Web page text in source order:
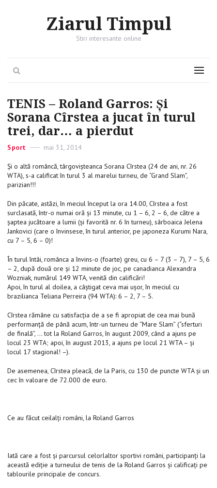
Ziarul Timpul
Stiri interesante online
Menu
TENIS – Roland Garros: Şi
Sorana Cîrstea a jucat în turul
trei, dar… a pierdut
Categories
Sport
Posted
mai 31, 2014
Şi o altă româncă, târgovişteanca Sorana Cîrstea (24 de ani, nr. 26
WTA), s-a calificat în turul 3 al marelui turneu, de “Grand Slam”,
parizian!!!
Din păcate, astăzi, în meciul început la ora 14.00, Cîrstea a fost
surclasată, într-o numai oră şi 13 minute, cu 1 – 6, 2 – 6, de către a
şaptea jucătoare a lumii (şi favorită nr. 6 în turneu), sârboaica Jelena
Jankovici (care o învinsese, în turul anterior, pe japoneza Kurumi Nara,
cu 7 – 5, 6 – 0)!
În turul întâi, românca a învins-o (foarte) greu, cu 6 – 7 (3 – 7), 7 – 5, 6
– 2, după două ore şi 12 minute de joc, pe canadianca Alexandra
Wozniak, numărul 149 WTA, venită din calificări!
Apoi, în turul al doilea, a câştigat ceva mai uşor, în meciul cu
brazilianca Teliana Perreira (94 WTA): 6 – 2, 7 – 5.
Cîrstea rămâne cu satisfacţia de a se fi apropiat de cea mai bună
performanţă de până acum, într-un turneu de “Mare Slam” (“sferturi
de finală”, … tot la Roland Garros, în august 2009, când a ajuns pe
locul 23 WTA; apoi, în august 2013, a ajuns pe locul 21 WTA – şi
locul 17 stagional! –).
De asemenea, Cîrstea pleacă, de la Paris, cu 130 de puncte WTA şi un
cec în valoare de 72.000 de euro.
Ce au făcut ceilalţi români, la Roland Garros
Iată care a fost şi parcursul celorlaltor sportivi români, participanţi la
această ediţie a turneului de tenis de la Roland Garros şi calificaţi pe
tablourile principale de concurs.